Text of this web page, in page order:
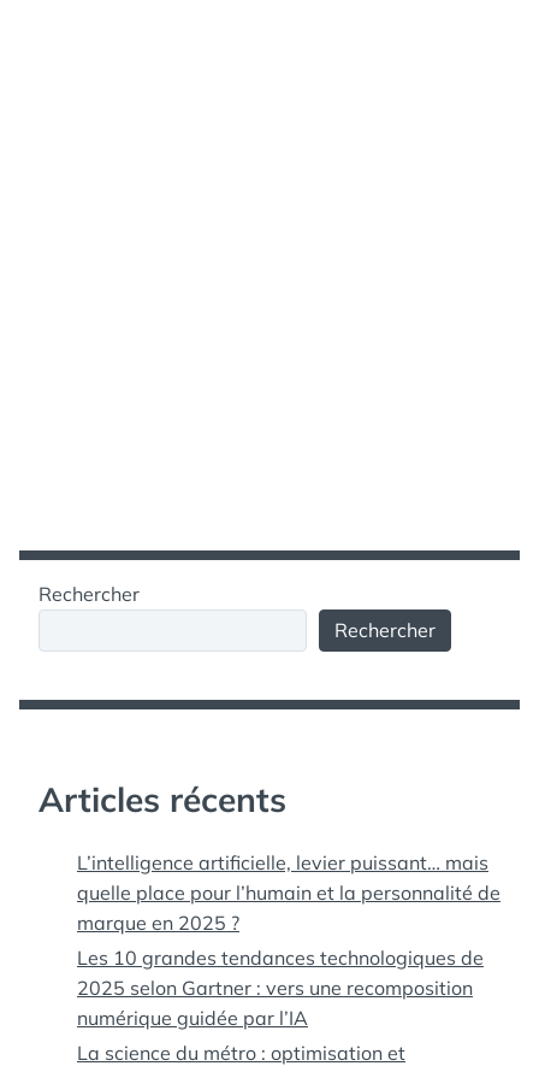
Rechercher
Rechercher
Articles récents
L’intelligence artificielle, levier puissant… mais
quelle place pour l’humain et la personnalité de
marque en 2025 ?
Les 10 grandes tendances technologiques de
2025 selon Gartner : vers une recomposition
numérique guidée par l’IA
La science du métro : optimisation et